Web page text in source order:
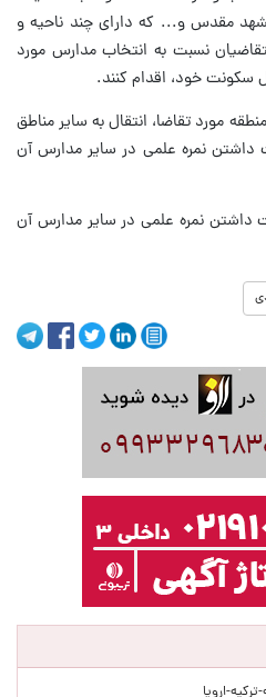
مقدس و... که دارای چند ناحیه و
نسبت به انتخاب مدارس مورد
سکونت خود، اقدام کنند.
مورد تقاضا، انتقال به سایر مناطق
نمره علمی در سایر مدارس آن
داشتن نمره علمی در سایر مدارس آن
اروپا